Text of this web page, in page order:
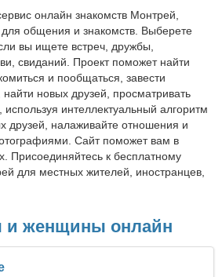
онлайн знакомств Монтрей,
общения и знакомств. Выберете
вы ищете встреч, дружбы,
свиданий. Проект поможет найти
и пообщаться, завести
новых друзей, просматривать
интеллектуальный алгоритм
друзей, налаживайте отношения и
Сайт поможет вам в
Присоединяйтесь к бесплатному
для местных жителей, иностранцев,
женщины онлайн